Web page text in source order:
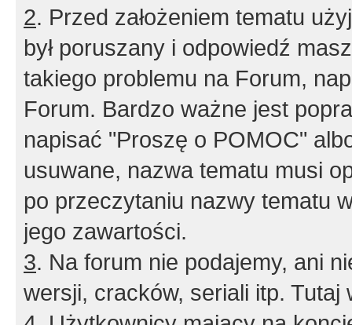
2. Przed założeniem tematu
był poruszany i odpowiedź
takiego problemu na Forum,
Forum. Bardzo ważne jest
napisać "Proszę o POMOC"
usuwane, nazwa tematu musi
po przeczytaniu nazwy tematu
jego zawartości.
3. Na forum nie podajemy, ani
wersji, cracków, seriali itp. Tutaj